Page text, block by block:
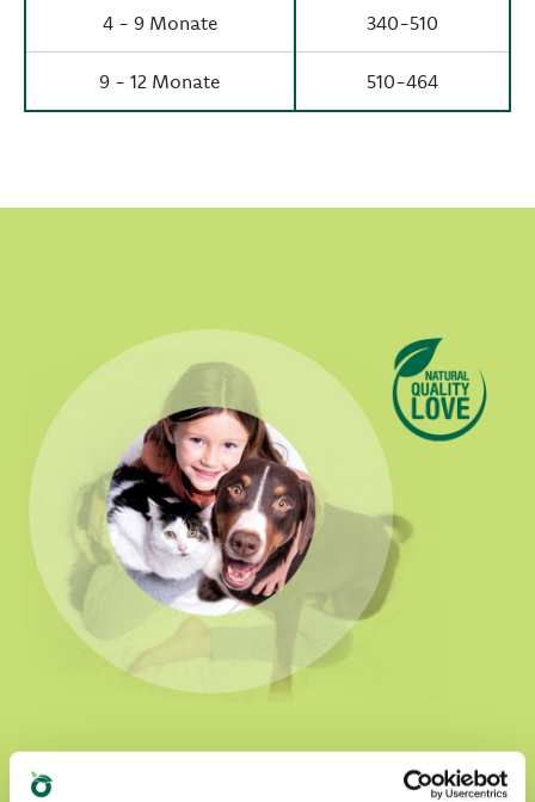
4 - 9 Monate 340-510
9 - 12 Monate 510-464
Natural Quality Love